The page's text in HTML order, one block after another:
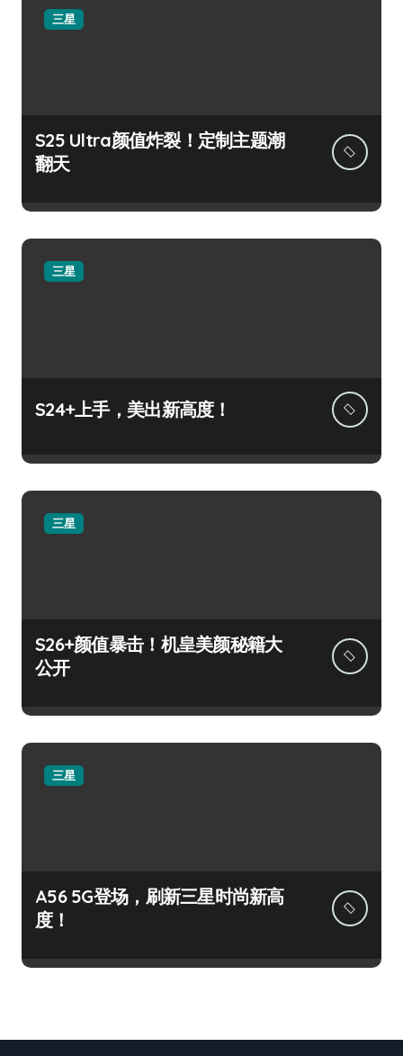
三星
S25 Ultra颜值炸裂！定制主题潮
翻天
三星
S24+上手，美出新高度！
三星
S26+颜值暴击！机皇美颜秘籍大
公开
三星
A56 5G登场，刷新三星时尚新高
度！